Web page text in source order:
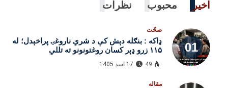
اخیر محبوب نظرات
صحّت
ډاکه : بنګله‌ دېش کې د شري ناروغۍ پراخېدل؛ له
۱۱۵ زرو ډېر کسان روغتونونو ته تللي
49 17 اسد 1405
مقاله